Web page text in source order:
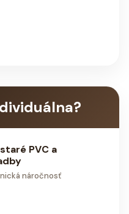
PVC a
náročnosť